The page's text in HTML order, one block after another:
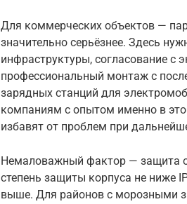
Для коммерческих объектов —
значительно серьёзнее. Здесь
инфраструктуры, согласование с
профессиональный монтаж с
зарядных станций для
компаниям с опытом именно в
избавят от проблем при
Немаловажный фактор — защита
степень защиты корпуса не ниже
выше. Для районов с морозными